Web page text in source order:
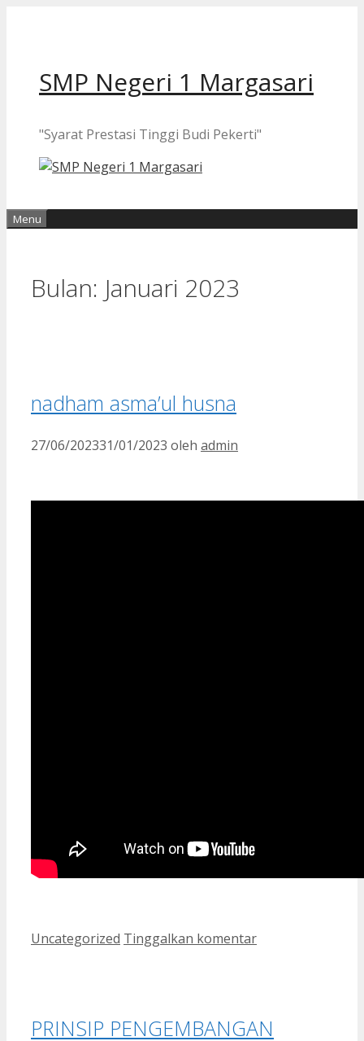
SMP Negeri 1 Margasari
"Syarat Prestasi Tinggi Budi Pekerti"
Menu
Bulan: Januari 2023
nadham asma’ul husna
27/06/202331/01/2023 oleh admin
Kategori
Uncategorized Tinggalkan komentar
PRINSIP PENGEMBANGAN